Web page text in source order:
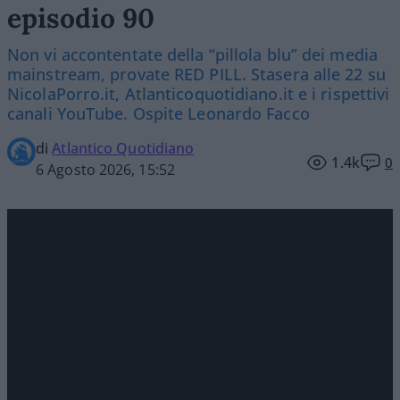
episodio 90
Non vi accontentate della “pillola blu” dei media
mainstream, provate RED PILL. Stasera alle 22 su
NicolaPorro.it, Atlanticoquotidiano.it e i rispettivi
canali YouTube. Ospite Leonardo Facco
diAtlantico Quotidiano
6 Agosto 2026, 15:52
1.4k 0